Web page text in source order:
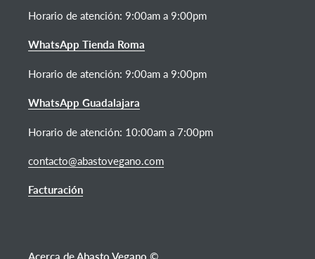
Horario de atención: 9:00am a 9:00pm
WhatsApp Tienda Roma
Horario de atención: 9:00am a 9:00pm
WhatsApp Guadalajara
Horario de atención: 10:00am a 7:00pm
contacto@abastovegano.com
Facturación
Acerca de Abasto Vegano ©